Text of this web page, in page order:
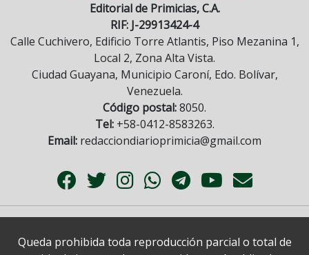
Editorial de Primicias, C.A.
RIF: J-29913424-4
Calle Cuchivero, Edificio Torre Atlantis, Piso Mezanina 1,
Local 2, Zona Alta Vista.
Ciudad Guayana, Municipio Caroní, Edo. Bolívar,
Venezuela.
Código postal:8050.
Tel:+58-0412-8583263.
Email: redacciondiarioprimicia@gmail.com
Queda prohibida toda reproducción parcial o total de